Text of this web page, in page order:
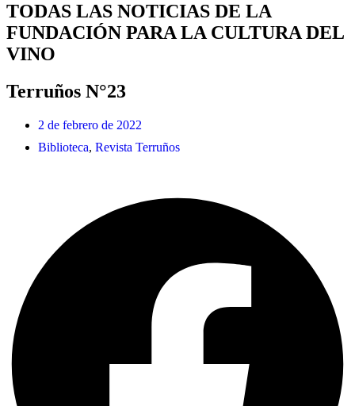
TODAS LAS NOTICIAS DE LA
FUNDACIÓN PARA LA CULTURA DEL
VINO
Terruños N°23
2 de febrero de 2022
Biblioteca, Revista Terruños